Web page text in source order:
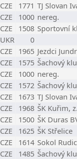
CZE 1771 TJ Slovan
CZE 1000 nereg.
CZE 1508 Sportovní
UKR
0
CZE 1965 Jezdci
CZE 1575 Šachový
CZE 1000 nereg.
CZE 1572 Šachový
CZE 1673 TJ Slovan
CZE 1968 ŠK Kuřim,
CZE 1500 ŠK Duras
CZE 1625 ŠK Střelice
CZE 1614 Sokol
CZE 1485 Šachový